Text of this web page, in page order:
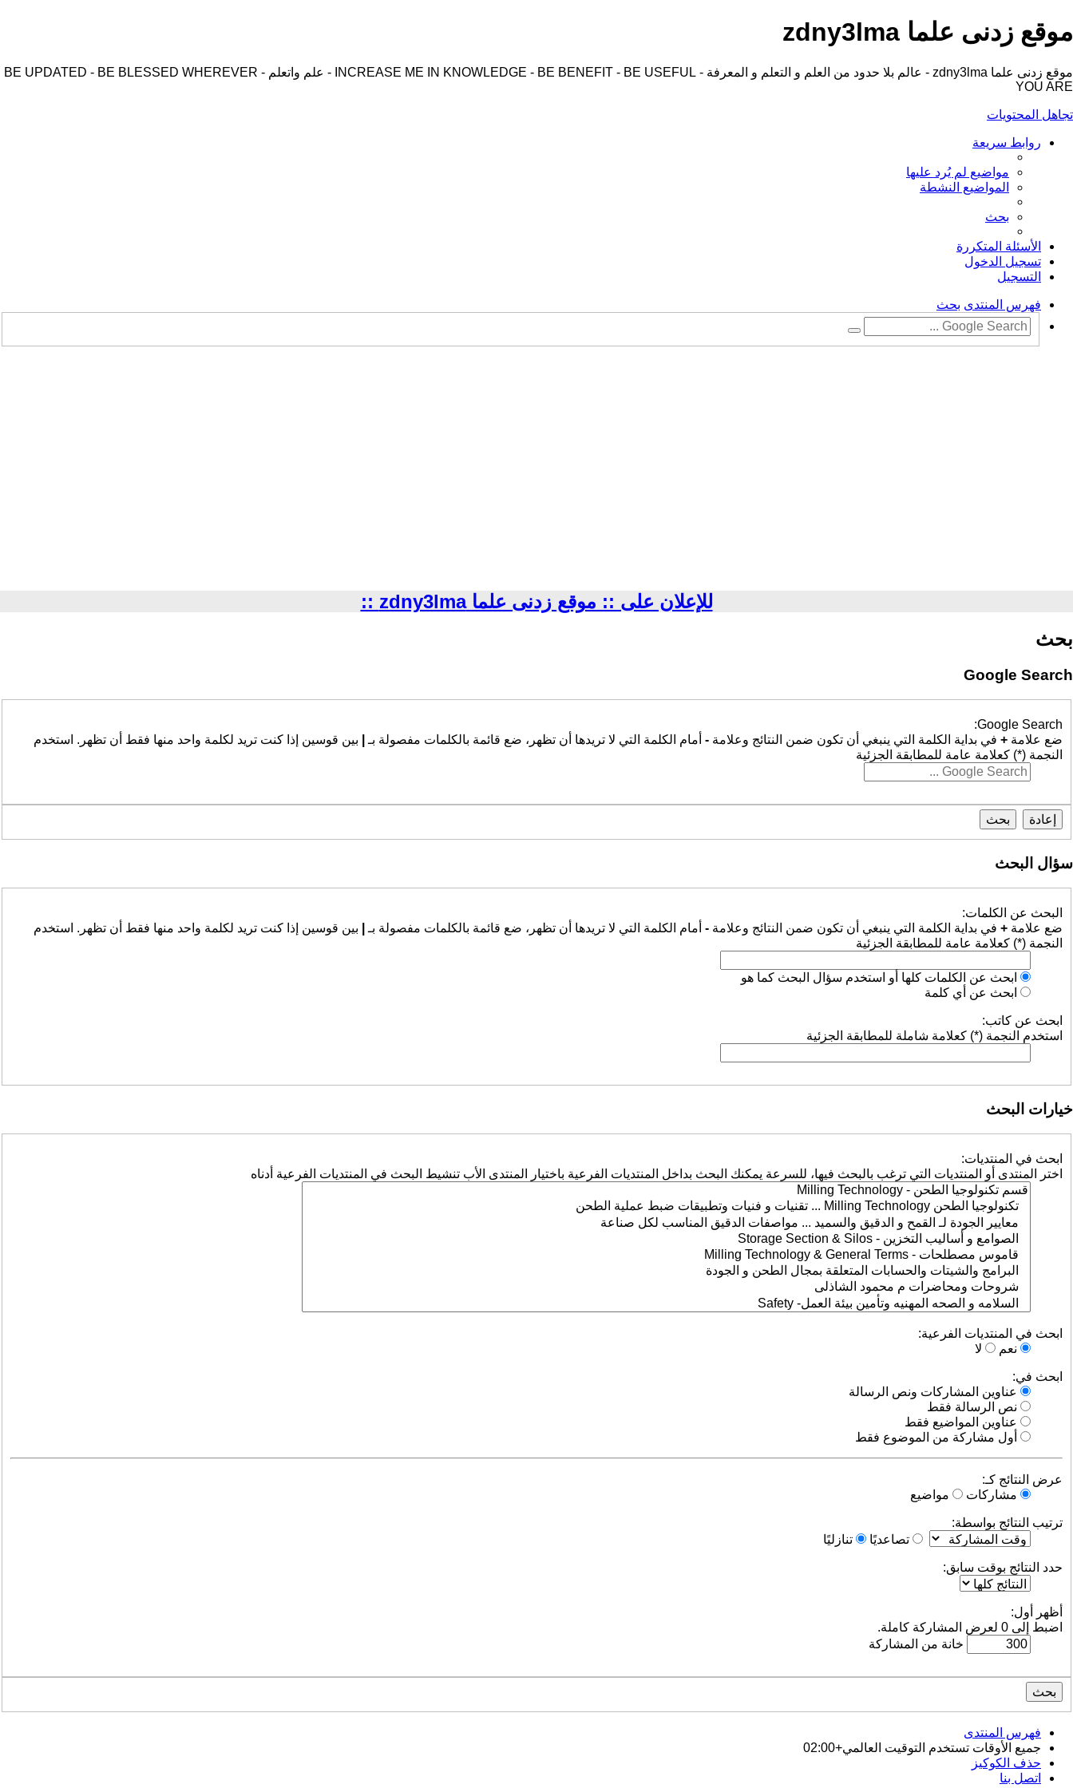
موقع زدنى علما zdny3lma
موقع زدنى علما zdny3lma - عالم بلا حدود من العلم و التعلم و المعرفة - INCREASE ME IN KNOWLEDGE - BE BENEFIT - BE USEFUL - علم واتعلم - BE UPDATED - BE BLESSED WHEREVER
YOU ARE
تجاهل المحتويات
روابط سريعة
مواضيع لم يُرد عليها
المواضيع النشطة
بحث
الأسئلة المتكررة
تسجيل الدخول
التسجيل
فهرس المنتدى بحث
للإعلان على :: موقع زدنى علما zdny3lma ::
بحث
Google Search
Google Search:
ضع علامة + في بداية الكلمة التي ينبغي أن تكون ضمن النتائج وعلامة - أمام الكلمة التي لا تريدها أن تظهر، ضع قائمة بالكلمات مفصولة بـ
بين قوسين إذا كنت تريد لكلمة واحد منها فقط أن تظهر. استخدم
النجمة (*) كعلامة عامة للمطابقة الجزئية
سؤال البحث
البحث عن الكلمات:
ضع علامة + في بداية الكلمة التي ينبغي أن تكون ضمن النتائج وعلامة - أمام الكلمة التي لا تريدها أن تظهر، ضع قائمة بالكلمات مفصولة بـ
بين قوسين إذا كنت تريد لكلمة واحد منها فقط أن تظهر. استخدم
النجمة (*) كعلامة عامة للمطابقة الجزئية
ابحث عن الكلمات كلها أو استخدم سؤال البحث كما هو
ابحث عن أي كلمة
ابحث عن كاتب:
استخدم النجمة (*) كعلامة شاملة للمطابقة الجزئية
خيارات البحث
ابحث في المنتديات:
اختر المنتدى أو المنتديات التي ترغب بالبحث فيها، للسرعة يمكنك البحث بداخل المنتديات الفرعية باختيار المنتدى الأب تنشيط البحث في المنتديات الفرعية أدناه
ابحث في المنتديات الفرعية:
نعم
لا
ابحث في:
عناوين المشاركات ونص الرسالة
نص الرسالة فقط
عناوين المواضيع فقط
أول مشاركة من الموضوع فقط
عرض النتائج كـ:
مشاركات
مواضيع
ترتيب النتائج بواسطة:
تصاعديًا
تنازليًا
حدد النتائج بوقت سابق:
أظهر أول:
اضبط إلى 0 لعرض المشاركة كاملة.
خانة من المشاركة
فهرس المنتدى
جميع الأوقات تستخدم التوقيت العالمي+02:00
حذف الكوكيز
اتصل بنا